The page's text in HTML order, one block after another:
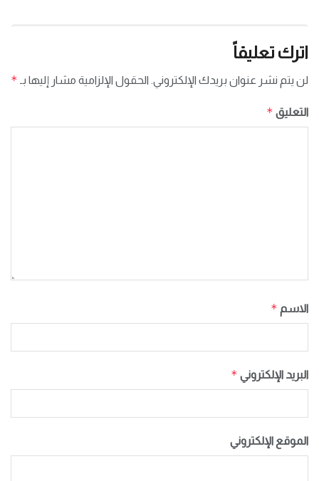
اترك تعليقاً
لن يتم نشر عنوان بريدك الإلكتروني. الحقول الإلزامية مشار إليها بـ *
التعليق *
الاسم *
البريد الإلكتروني *
الموقع الإلكتروني